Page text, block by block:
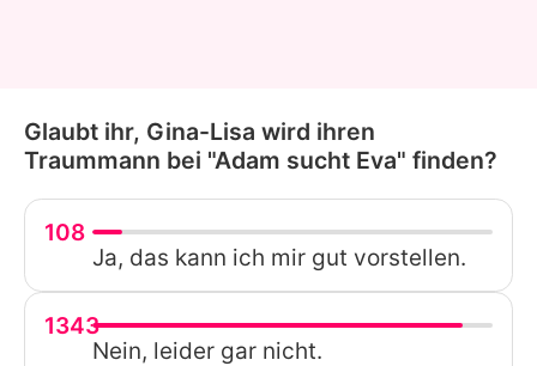
Glaubt ihr, Gina-Lisa wird ihren
Traummann bei "Adam sucht Eva" finden?
108
Ja, das kann ich mir gut vorstellen.
1343
Nein, leider gar nicht.